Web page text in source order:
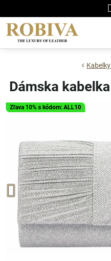
Zľava 10% s kódom: ALL10
Dámska